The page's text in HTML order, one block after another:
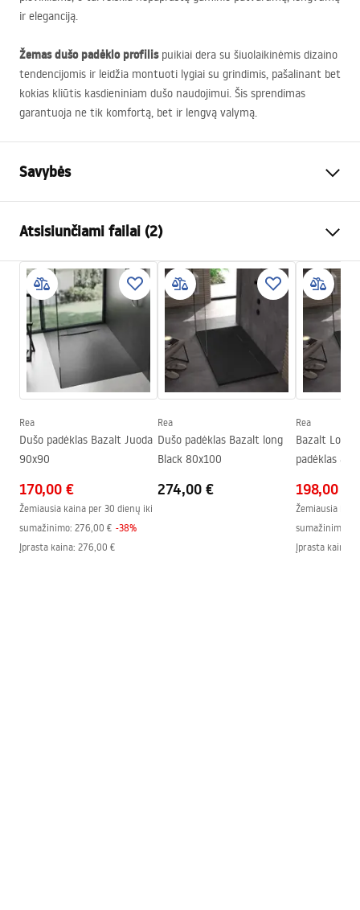
ir eleganciją.
Žemas dušo padėklo profilispuikiai dera su šiuolaikinėmis dizaino
tendencijomis ir leidžia montuoti lygiai su grindimis, pašalinant bet
kokias kliūtis kasdieniniam dušo naudojimui. Šis sprendimas
garantuoja ne tik komfortą, bet ir lengvą valymą.
Savybės
Medžiaga
Ilgis
1200mm
Plotis
800 mm
Aukštis
25mm
Montavimo būdas
Ant grindų, Įleidžiamas
Nuotakos skersmuo
90
mm
Galima pjauti
Taip
Komplekte sifonas
Garantija
24 mėnesių
Atsisiunčiami failai (2)
montavimo instrukcijos
manual - LT.pdf
Surinkimo instrukcijos
Shower tray.pdf
Rea
Dušo padėklas Bazalt Juoda
90x90
170,00 €
Žemiausia kaina per 30 dienų iki
sumažinimo: 276,00 € -38%
Įprasta kaina: 276,00 €
Rea
Dušo padėklas Bazalt long
Black 80x100
274,00 €
Rea
Bazalt Long
padėklas
198,00 €
Žemiausia
sumažinimo:
Įprasta kaina